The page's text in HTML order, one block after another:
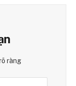
ràng